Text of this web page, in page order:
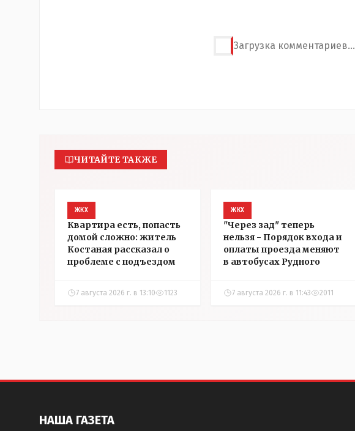
Загрузка комментариев...
ЧИТАЙТЕ ТАКЖЕ
ЖКХ
Квартира есть, попасть
домой сложно: житель
Костаная рассказал о
проблеме с подъездом
7 августа 2026 г. в 13:10 1123
ЖКХ
"Через зад" теперь
нельзя - Порядок входа и
оплаты проезда меняют
в автобусах Рудного
7 августа 2026 г. в 11:43 2011
НАША ГАЗЕТА